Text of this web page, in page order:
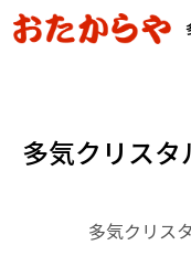
多気クリスタ
多気クリス